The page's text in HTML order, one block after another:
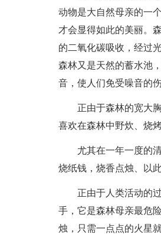
动物是大自然母亲的一
才会显得如此的美丽。
的二氧化碳吸收，经过
森林又是天然的蓄水池
音，使人们免受噪音的
正由于森林的宽大
喜欢在森林中野炊、烧
尤其在一年一度的
烧纸钱，烧香点烛、以
正由于人类活动的
手，它是森林母亲最危
烛，只需一点点的火星